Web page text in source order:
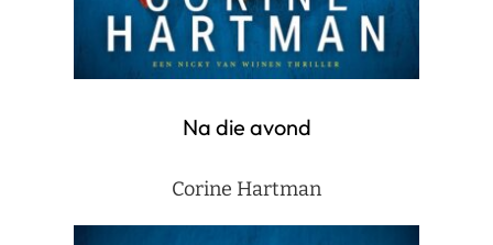
Na die avond
Corine Hartman